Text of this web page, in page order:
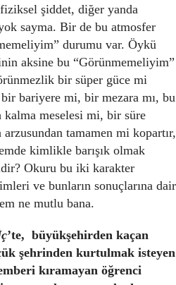
şiddet, diğer yanda
sayma. Bir de bu atmosfer
durumu var. Öykü
aksine bu “Görünmemeliyim”
bir süper güce mi
bir bariyere mi, bir mezara mı, bu
meselesi mi, bir süre
tamamen mi kopartır,
kimlikle barışık olmak
Okuru bu iki karakter
ve bunların sonuçlarına dair
ne mutlu bana.
’te, büyükşehirden kaçan
şehrinden kurtulmak isteyen
kıramayan öğrenci